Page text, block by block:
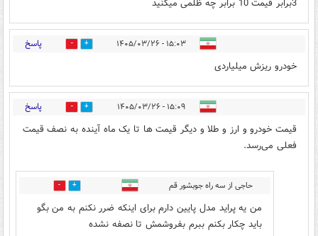
3برابر قيمت 10 برابر چه ظلمی میکنید
۱۵:۰۳ - ۱۴۰۵/۰۳/۲۶ 1 پاسخ
خودرو ریزش میلیاردی
۱۵:۰۹ - ۱۴۰۵/۰۳/۲۶ 4 پاسخ
قیمت خودرو و ارز و طلا و دیگر قیمت ها تا یک ماه آینده به نصف قیمت
فعلی می‌رسد.
حاجی از سه راه جوبشور قم 0
من یه پراید مدل پایین دارم برای اینکه ضرر نکنم به من بگو
باید چکار بکنم ببرم بفروشمش تا نصفه نشده